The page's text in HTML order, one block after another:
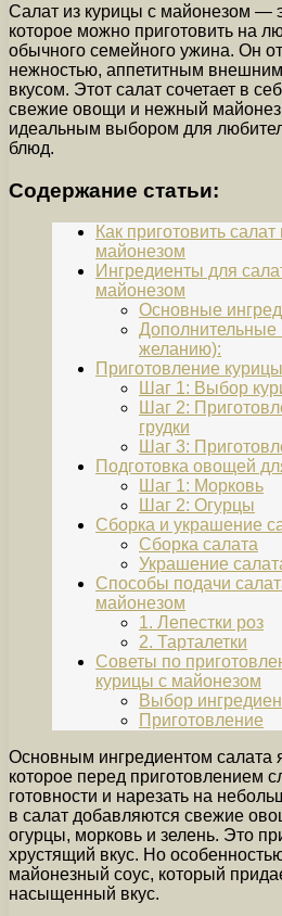
Салат из курицы с майонезом —
которое можно приготовить на
обычного семейного ужина. Он
нежностью, аппетитным
вкусом. Этот салат сочетает в
свежие овощи и нежный
идеальным выбором для
блюд.
Содержание статьи:
Как приготовить
майонезом
Ингредиенты для
майонезом
Основные
Дополнительные
желанию):
Приготовление
Шаг 1: Выбор
Шаг 2:
грудки
Шаг 3:
Подготовка овощей
Шаг 1: Морковь
Шаг 2: Огурцы
Сборка и украшение
Сборка салата
Украшение
Способы подачи
майонезом
1. Лепестки роз
2. Тарталетки
Советы по
курицы с майонезом
Выбор
Приготовление
Основным ингредиентом салата
которое перед приготовлением
готовности и нарезать на
в салат добавляются свежие
огурцы, морковь и зелень. Это
хрустящий вкус. Но
майонезный соус, который
насыщенный вкус.